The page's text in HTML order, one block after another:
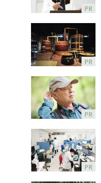
PR
PR
PR
PR